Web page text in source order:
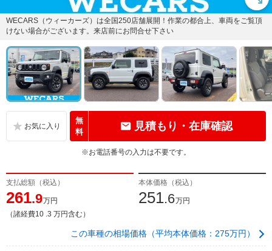
WECARS（ウィーカーズ）は全国250店舗展開！作業の都合上、車両をご覧頂
けない場合がございます。来店前にお問合せ下さい
無
料
見積もり・在庫確認
※お電話番号の入力は不要です。
支払総額（税込）
261.9万円
（諸経費10 .3 万円含む）
本体価格（税込）
251.6万円
この車種の相場価格（平均本体価格：275万円）